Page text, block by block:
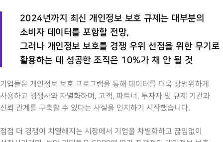
2024년까지 최신 개인정보 보호 규제는 대부분의
소비자 데이터를 포함할 전망,
그러나 개인정보 보호를 경쟁 우위 선점을 위한 무기로
활용하는 데 성공한 조직은 10%가 채 안 될 것
기업들은 개인정보 보호 프로그램을 통해 데이터를 더욱 광범위하게
사용하고 경쟁사와 차별화하며, 고객, 파트너, 투자자 및 규제 기관과
신뢰 관계를 구축할 수 있다는 사실을 인지하기 시작했습니다.
점점 더 경쟁이 치열해지는 시장에서 기업을 차별화하고 끊임없이